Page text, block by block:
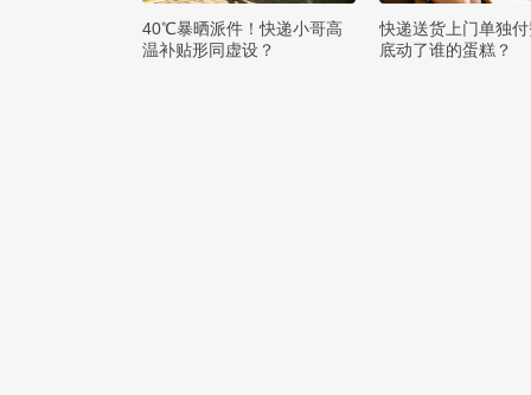
40℃暴晒派件！快递小哥高
温补贴形同虚设？
快递送货上门单独
底动了谁的蛋糕？